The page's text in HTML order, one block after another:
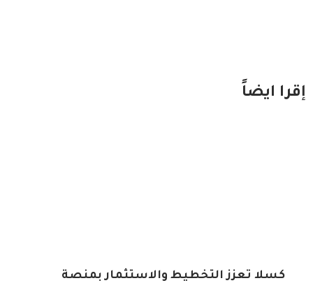
إقرا ايضاً
كسلا تعزز التخطيط والاستثمار بمنصة